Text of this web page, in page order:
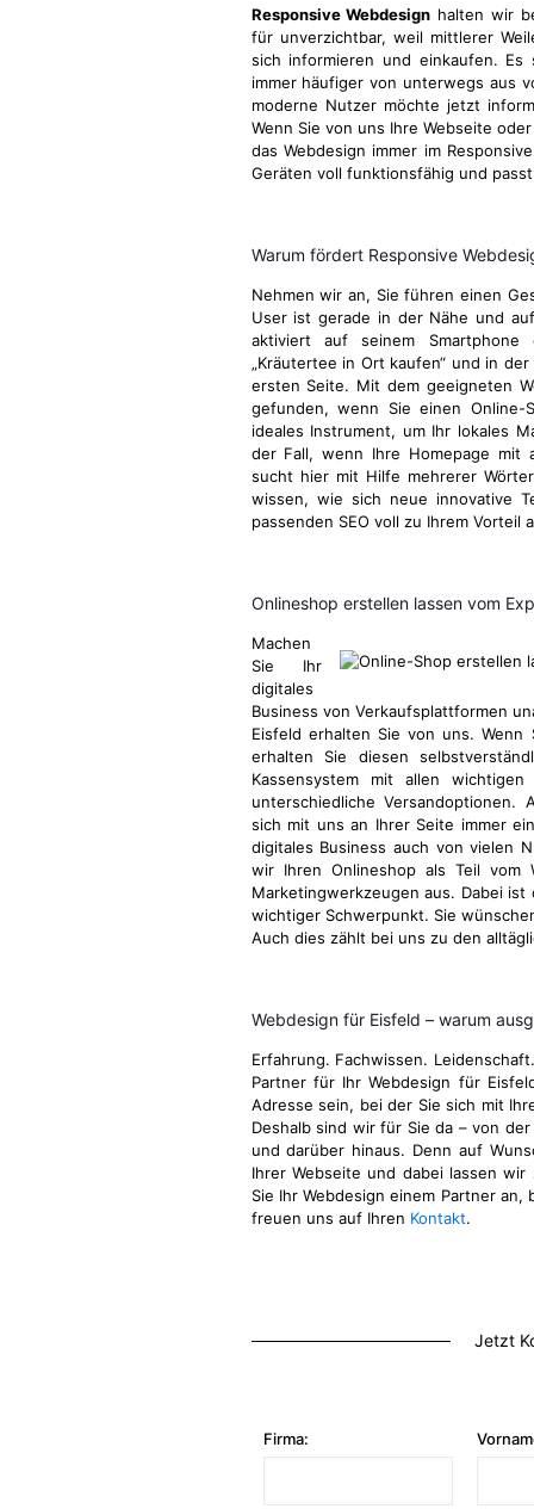
Responsive Webdesign halten wir
für unverzichtbar, weil mittlerer
sich informieren und einkaufen.
immer häufiger von unterwegs aus
moderne Nutzer möchte jetzt
Wenn Sie von uns Ihre Webseite
das Webdesign immer im
Geräten voll funktionsfähig und
Warum fördert Responsive
Nehmen wir an, Sie führen einen
User ist gerade in der Nähe und
aktiviert auf seinem
„Kräutertee in Ort kaufen“ und in
ersten Seite. Mit dem geeigneten
gefunden, wenn Sie einen
ideales Instrument, um Ihr lokales
der Fall, wenn Ihre Homepage mit
sucht hier mit Hilfe mehrerer
wissen, wie sich neue innovative
passenden SEO voll zu Ihrem Vorteil
Onlineshop erstellen lassen vom
Machen
Sie Ihr
digitales
Business von Verkaufsplattformen
Eisfeld erhalten Sie von uns.
erhalten Sie diesen
Kassensystem mit allen
unterschiedliche
sich mit uns an Ihrer Seite immer
digitales Business auch von vielen
wir Ihren Onlineshop als Teil vom
Marketingwerkzeugen aus. Dabei ist
wichtiger Schwerpunkt. Sie
Auch dies zählt bei uns zu den
Webdesign für Eisfeld – warum
Erfahrung. Fachwissen.
Partner für Ihr Webdesign für
Adresse sein, bei der Sie sich mit
Deshalb sind wir für Sie da – von
und darüber hinaus. Denn auf
Ihrer Webseite und dabei lassen
Sie Ihr Webdesign einem Partner
freuen uns auf Ihren Kontakt.
Jetzt
Firma: